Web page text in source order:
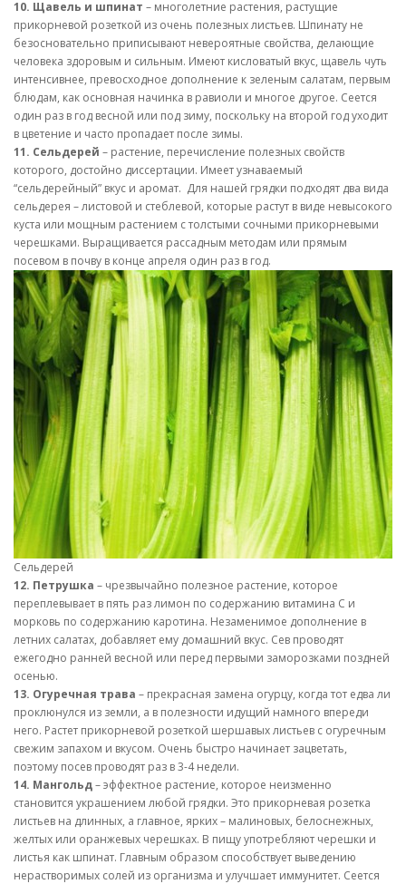
10. Щавель и шпинат – многолетние растения, растущие
прикорневой розеткой из очень полезных листьев. Шпинату не
безосновательно приписывают невероятные свойства, делающие
человека здоровым и сильным. Имеют кисловатый вкус, щавель чуть
интенсивнее, превосходное дополнение к зеленым салатам, первым
блюдам, как основная начинка в равиоли и многое другое. Сеется
один раз в год весной или под зиму, поскольку на второй год уходит
в цветение и часто пропадает после зимы.
11. Сельдерей – растение, перечисление полезных свойств
которого, достойно диссертации. Имеет узнаваемый
“сельдерейный” вкус и аромат. Для нашей грядки подходят два вида
сельдерея – листовой и стеблевой, которые растут в виде невысокого
куста или мощным растением с толстыми сочными прикорневыми
черешками. Выращивается рассадным методам или прямым
посевом в почву в конце апреля один раз в год.
Сельдерей
12. Петрушка – чрезвычайно полезное растение, которое
переплевывает в пять раз лимон по содержанию витамина С и
морковь по содержанию каротина. Незаменимое дополнение в
летних салатах, добавляет ему домашний вкус. Сев проводят
ежегодно ранней весной или перед первыми заморозками поздней
осенью.
13. Огуречная трава – прекрасная замена огурцу, когда тот едва ли
проклюнулся из земли, а в полезности идущий намного впереди
него. Растет прикорневой розеткой шершавых листьев с огуречным
свежим запахом и вкусом. Очень быстро начинает зацветать,
поэтому посев проводят раз в 3-4 недели.
14. Мангольд– эффектное растение, которое неизменно
становится украшением любой грядки. Это прикорневая розетка
листьев на длинных, а главное, ярких – малиновых, белоснежных,
желтых или оранжевых черешках. В пищу употребляют черешки и
листья как шпинат. Главным образом способствует выведению
нерастворимых солей из организма и улучшает иммунитет. Сеется